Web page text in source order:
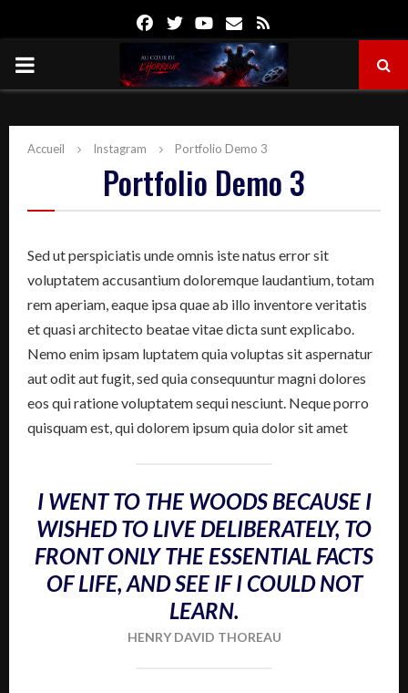
FacebookTwitterYoutube
Email
PRIMARY
Accueil Instagram Portfolio Demo 3
Portfolio Demo 3
Sed ut perspiciatis unde omnis iste natus error sit
voluptatem accusantium doloremque laudantium, totam
rem aperiam, eaque ipsa quae ab illo inventore veritatis
et quasi architecto beatae vitae dicta sunt explicabo.
Nemo enim ipsam luptatem quia voluptas sit aspernatur
aut odit aut fugit, sed quia consequuntur magni dolores
eos qui ratione voluptatem sequi nesciunt. Neque porro
quisquam est, qui dolorem ipsum quia dolor sit amet
I WENT TO THE WOODS BECAUSE I
WISHED TO LIVE DELIBERATELY, TO
FRONT ONLY THE ESSENTIAL FACTS
OF LIFE, AND SEE IF I COULD NOT
LEARN.
HENRY DAVID THOREAU